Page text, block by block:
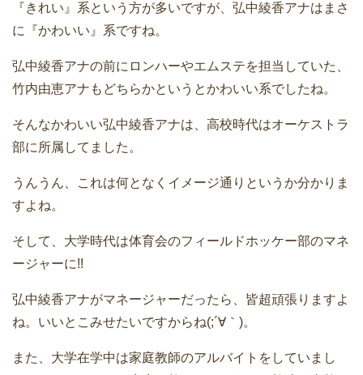
『きれい』系という方が多いですが、弘中綾香アナはまさ
に『かわいい』系ですね。
弘中綾香アナの前にロンハーやエムステを担当していた、
竹内由恵アナもどちらかというとかわいい系でしたね。
そんなかわいい弘中綾香アナは、高校時代はオーケストラ
部に所属してました。
うんうん、これは何となくイメージ通りというか分かりま
すよね。
そして、大学時代は体育会のフィールドホッケー部のマネ
ージャーに!!
弘中綾香アナがマネージャーだったら、皆超頑張りますよ
ね。いいとこみせたいですからね(;´∀｀)。
また、大学在学中は家庭教師のアルバイトをしていまし